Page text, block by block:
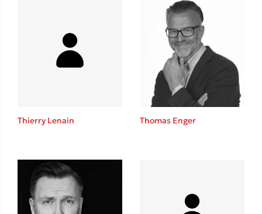
Η μέθοδος Αφήστε τους
Δημοφιλείς Συγγραφείς
Thierry Lenain Thomas Enger